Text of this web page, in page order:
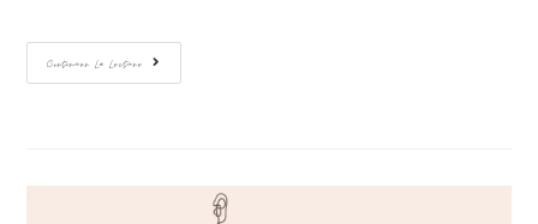
Continuer La Lecture